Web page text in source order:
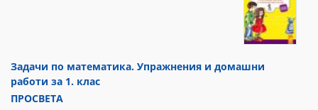
Задачи по математика. Упражнения и домашни
работи за 1. клас
ПРОСВЕТА